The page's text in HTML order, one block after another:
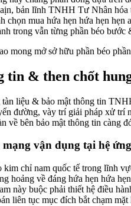
bản lĩnh TNHH Tư Nhân
chọn mua hứa hẹn hứa hẹn
trong vẫn từng phần béo
mong mở sở hữu phần béo
tin & then chốt
liệu & bảo mật thông tin
đường, vày trí giải pháp xử
về bên bảo mật thông tin
vận dụng tại hệ
kim chỉ nam quốc tế trong lĩnh
hoảng về đáng hứa hẹn hứa
này buộc phải thiết hệ điều
liên tục mục đích bắt chạm